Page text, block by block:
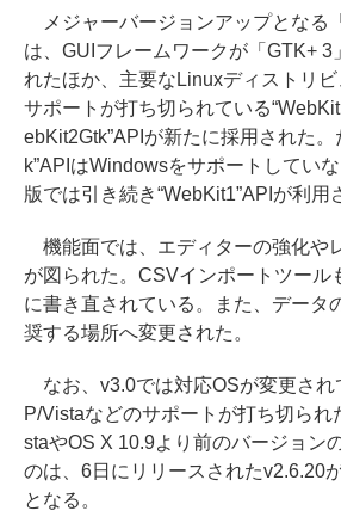
メジャーバージョンアップとなる
は、GUIフレームワークが「GTK+ 3
れたほか、主要なLinuxディストリ
サポートが打ち切られている
ebKit2Gtk”APIが新たに採用された。
k”APIはWindowsをサポートしてい
版では引き続き“WebKit1”APIが利用
機能面では、エディターの強化や
が図られた。CSVインポートツール
に書き直されている。また、データ
奨する場所へ変更された。
なお、v3.0では対応OSが変更され
P/Vistaなどのサポートが打ち切られ
staやOS X 10.9より前のバージョン
のは、6日にリリースされたv2.6.20
となる。